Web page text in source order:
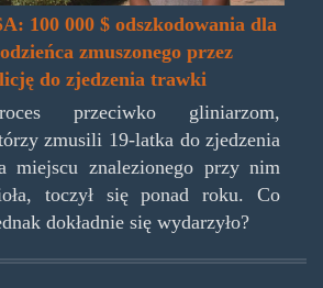
100 000 $ odszkodowania dla
zmuszonego przez
do zjedzenia trawki
przeciwko gliniarzom,
zmusili 19-latka do zjedzenia
miejscu znalezionego przy nim
toczył się ponad roku. Co
dokładnie się wydarzyło?